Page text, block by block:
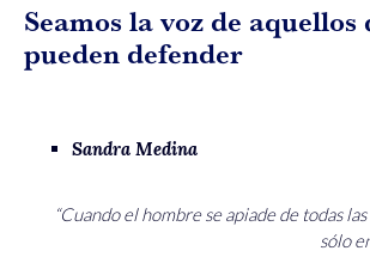
Seamos la voz de aquellos
pueden defender
Sandra Medina
“Cuando el hombre se apiade de todas
sólo